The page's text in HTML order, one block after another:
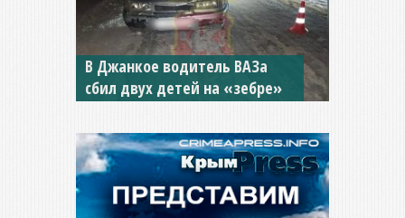
В Джанкое водитель ВАЗа
сбил двух детей на «зебре»